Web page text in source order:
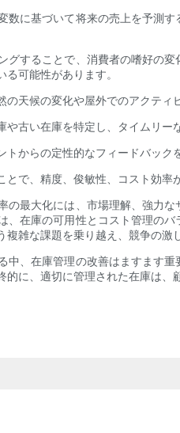
数に基づいて将来の売上を予測
グすることで、消費者の嗜好の
可能性があります。
天候の変化や屋外でのアクテ
古い在庫を特定し、タイムリ
からの定性的なフィードバッ
で、精度、俊敏性、コスト効
の最大化には、市場理解、強力
、在庫の可用性とコスト管理の
雑な課題を乗り越え、競争の激
中、在庫管理の改善はますます
に、適切に管理された在庫は